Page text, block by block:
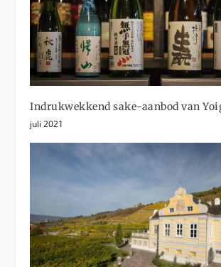
Indrukwekkend sake-aanbod van
juli 2021